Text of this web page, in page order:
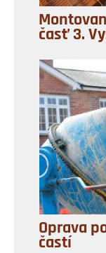
časť 3.
Oprava
častí